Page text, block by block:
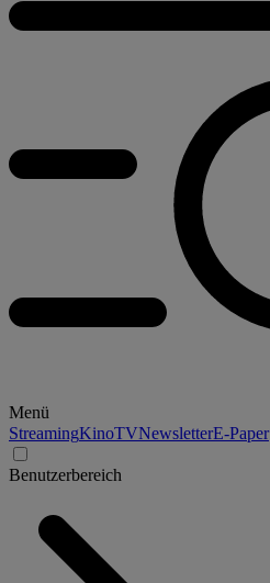
Menü
StreamingKinoTVNewsletterE-Paper
Benutzerbereich